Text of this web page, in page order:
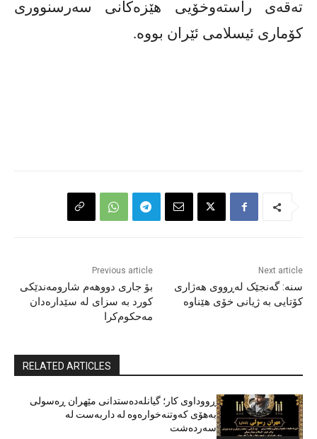
تەقەی راستەوخۆیی هێزەکانی سەرسنووری
کۆماری ئیسلامی ئێران بووە.
Previous article
بۆ جاری دووهەم شارومەندێکی
کورد بە سزای لە سێدارەدان
مەحکوم‌کرا
Next article
سنە: گەنجێک لەڕووی هەژاری
کۆتایی بە ژیانی خۆی هێناوە
RELATED ARTICLES
ڕووداوی کار؛ گیانلەدەستدانی مێهران ڕەسولی
بەهۆی کەوتنەخوارەوە لە داربەست لە
سەردەشت